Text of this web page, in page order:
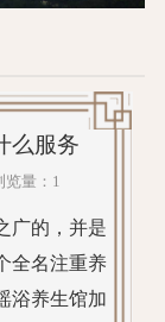
么服务
量：1
的，并是
全名注重养
浴养生馆加